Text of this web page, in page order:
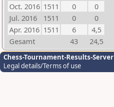
Oct. 2016 1511 0
0
Jul. 2016
1511 0
0
Apr. 2016 1511 6
4,5
Gesamt
43 24,5
Chess-Tournament-Results-Server
Legal details/Terms of use